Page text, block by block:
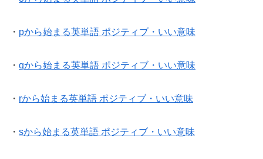
・ pから始まる英単語 ポジティブ・いい意味
・ qから始まる英単語 ポジティブ・いい意味
・ rから始まる英単語 ポジティブ・いい意味
・ sから始まる英単語 ポジティブ・いい意味